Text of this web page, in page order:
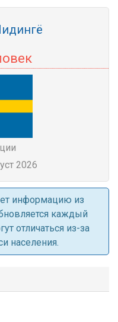
2026
информацию из
каждый
отличаться из-за
населения.